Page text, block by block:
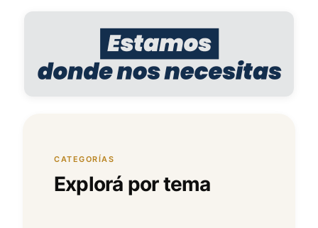
CATEGORÍAS
Explorá por tema